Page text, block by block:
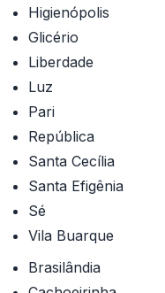
Higienópolis
Glicério
Liberdade
Luz
Pari
República
Santa Cecília
Santa Efigênia
Sé
Vila Buarque
Brasilândia